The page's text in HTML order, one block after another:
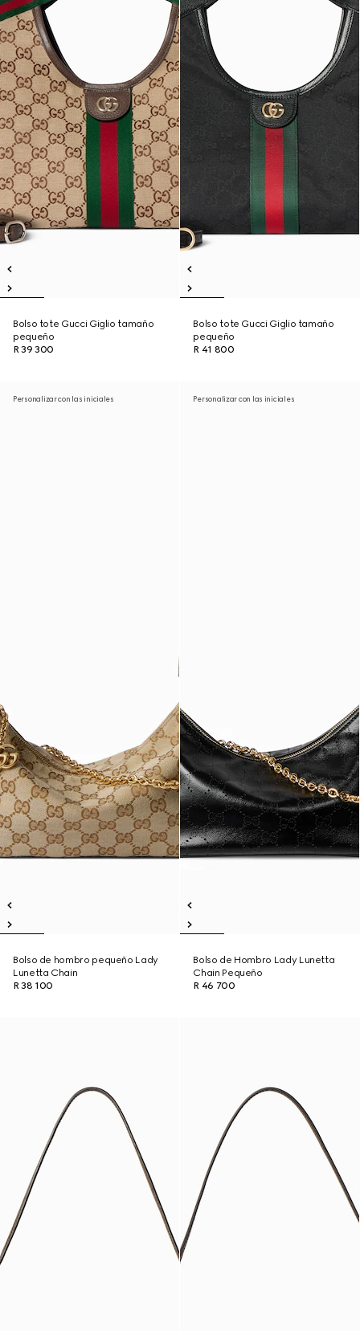
Bolso tote Gucci Giglio tamaño
pequeño
R 39 300
Bolso tote Gucci Giglio tamaño
pequeño
R 41 800
Personalizar con las iniciales
Bolso de hombro pequeño Lady
Lunetta Chain
R 38 100
Personalizar con las iniciales
Bolso de Hombro Lady Lunetta
Chain Pequeño
R 46 700